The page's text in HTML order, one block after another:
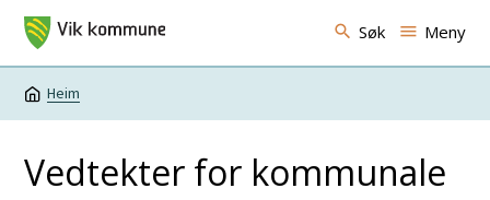
Vik kommune Søk Meny
Du er her:
Heim
Vedtekter for kommunale